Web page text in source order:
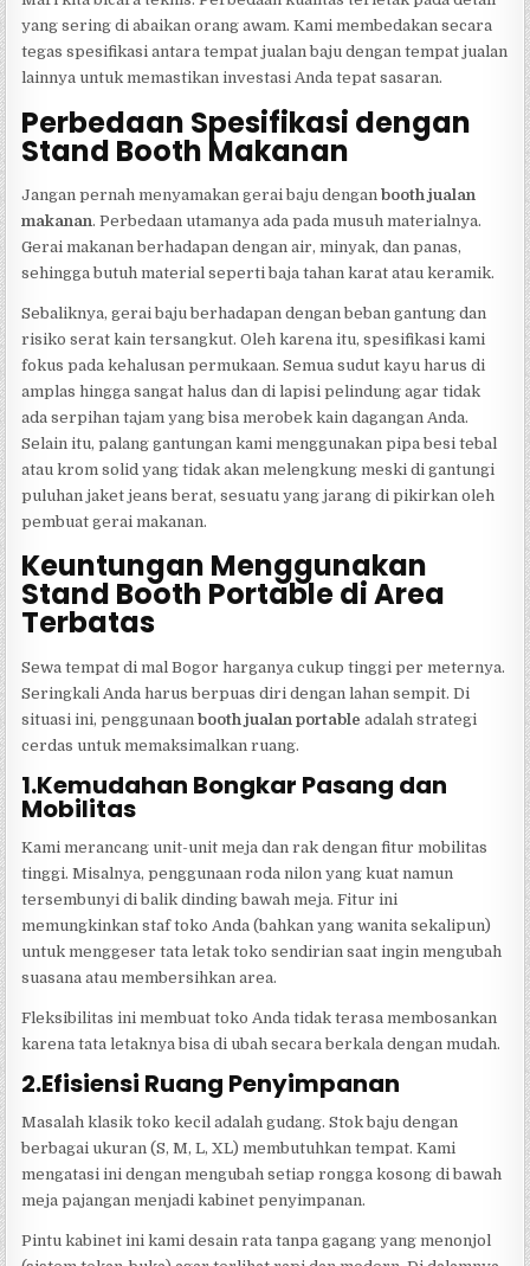
yang sering di abaikan orang awam. Kami membedakan secara
tegas spesifikasi antara tempat jualan baju dengan tempat jualan
lainnya untuk memastikan investasi Anda tepat sasaran.
Perbedaan Spesifikasi dengan
Stand Booth Makanan
Jangan pernah menyamakan gerai baju denganbooth jualan
makanan. Perbedaan utamanya ada pada musuh materialnya.
Gerai makanan berhadapan dengan air, minyak, dan panas,
sehingga butuh material seperti baja tahan karat atau keramik.
Sebaliknya, gerai baju berhadapan dengan beban gantung dan
risiko serat kain tersangkut. Oleh karena itu, spesifikasi kami
fokus pada kehalusan permukaan. Semua sudut kayu harus di
amplas hingga sangat halus dan di lapisi pelindung agar tidak
ada serpihan tajam yang bisa merobek kain dagangan Anda.
Selain itu, palang gantungan kami menggunakan pipa besi tebal
atau krom solid yang tidak akan melengkung meski di gantungi
puluhan jaket jeans berat, sesuatu yang jarang di pikirkan oleh
pembuat gerai makanan.
Keuntungan Menggunakan
Stand Booth Portable di Area
Terbatas
Sewa tempat di mal Bogor harganya cukup tinggi per meternya.
Seringkali Anda harus berpuas diri dengan lahan sempit. Di
situasi ini, penggunaanbooth jualan portable adalah strategi
cerdas untuk memaksimalkan ruang.
1.Kemudahan Bongkar Pasang dan
Mobilitas
Kami merancang unit-unit meja dan rak dengan fitur mobilitas
tinggi. Misalnya, penggunaan roda nilon yang kuat namun
tersembunyi di balik dinding bawah meja. Fitur ini
memungkinkan staf toko Anda (bahkan yang wanita sekalipun)
untuk menggeser tata letak toko sendirian saat ingin mengubah
suasana atau membersihkan area.
Fleksibilitas ini membuat toko Anda tidak terasa membosankan
karena tata letaknya bisa di ubah secara berkala dengan mudah.
2.Efisiensi Ruang Penyimpanan
Masalah klasik toko kecil adalah gudang. Stok baju dengan
berbagai ukuran (S, M, L, XL) membutuhkan tempat. Kami
mengatasi ini dengan mengubah setiap rongga kosong di bawah
meja pajangan menjadi kabinet penyimpanan.
Pintu kabinet ini kami desain rata tanpa gagang yang menonjol